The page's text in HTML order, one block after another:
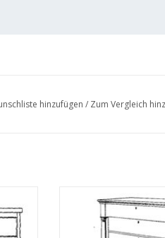
hinzufügen / Zum Vergleich
N/A
ZUM WARENKORB